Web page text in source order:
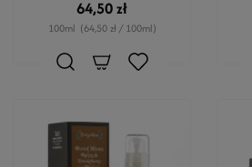
64,50 zł
100ml (64,50 zł / 100ml)